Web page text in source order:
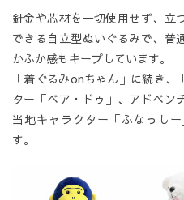
針金や芯材を一切使用せず、立
できる自立型ぬいぐるみで、普
かふか感もキープしています。
「着ぐるみonちゃん」に続き
ター「ベア・ドゥ」、アドベン
当地キャラクター「ふなっし
す。